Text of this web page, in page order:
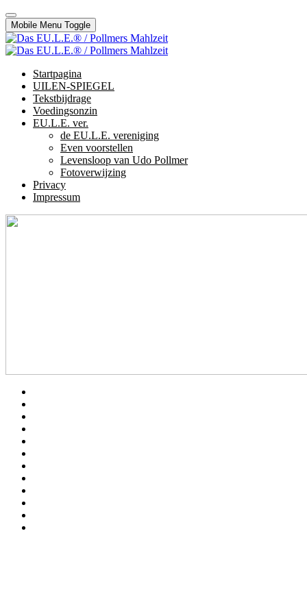
Mobile Menu Toggle
Startpagina
UILEN-SPIEGEL
Tekstbijdrage
Voedingsonzin
EU.L.E. ver.
de EU.L.E. vereniging
Even voorstellen
Levensloop van Udo Pollmer
Fotoverwijzing
Privacy
Impressum